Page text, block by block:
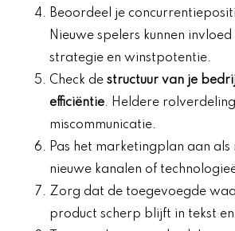
Beoordeel je
Nieuwe spelers kunnen
strategie en winstpotentie.
Check de structuur van je
efficiëntie. Heldere
miscommunicatie.
Pas het marketingplan aan
nieuwe kanalen of
Zorg dat de toegevoegde
product scherp blijft in tekst